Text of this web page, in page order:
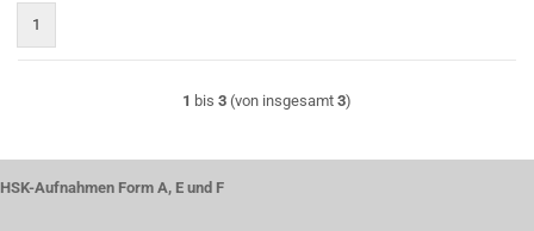
1
1 bis 3 (von insgesamt 3)
HSK-Aufnahmen Form A, E und F